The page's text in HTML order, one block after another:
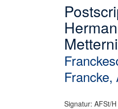
Signatur: AFSt/